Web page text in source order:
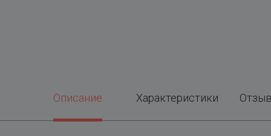
Описание Характеристики